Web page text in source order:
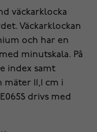
väckarklocka
Väckarklockan
och har en
minutskala. På
index samt
11,1 cm i
drivs med